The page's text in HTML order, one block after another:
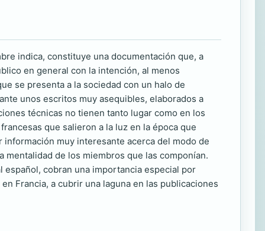
indica, constituye una documentación que, a
en general con la intención, al menos
se presenta a la sociedad con un halo de
unos escritos muy asequibles, elaborados a
técnicas no tienen tanto lugar como en los
que salieron a la luz en la época que
muy interesante acerca del modo de
de los miembros que las componían.
cobran una importancia especial por
Francia, a cubrir una laguna en las publicaciones